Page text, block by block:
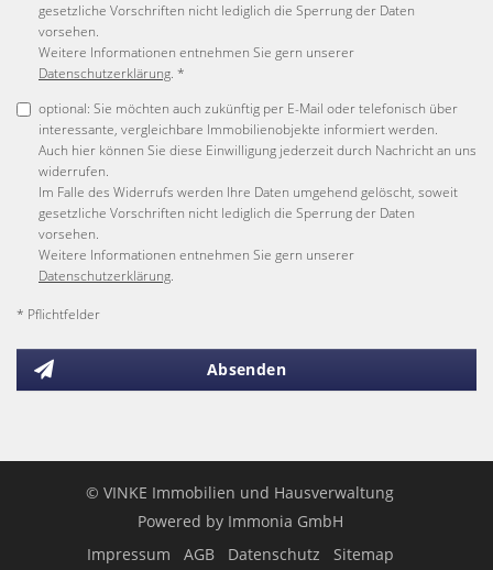
gesetzliche Vorschriften nicht lediglich die Sperrung der Daten
vorsehen.
Weitere Informationen entnehmen Sie gern unserer
Datenschutzerklärung. *
optional: Sie möchten auch zukünftig per E-Mail oder telefonisch über
interessante, vergleichbare Immobilienobjekte informiert werden.
Auch hier können Sie diese Einwilligung jederzeit durch Nachricht an uns
widerrufen.
Im Falle des Widerrufs werden Ihre Daten umgehend gelöscht, soweit
gesetzliche Vorschriften nicht lediglich die Sperrung der Daten
vorsehen.
Weitere Informationen entnehmen Sie gern unserer
Datenschutzerklärung.
* Pflichtfelder
Absenden
© VINKE Immobilien und Hausverwaltung
Powered by Immonia GmbH
Impressum
AGB Datenschutz Sitemap